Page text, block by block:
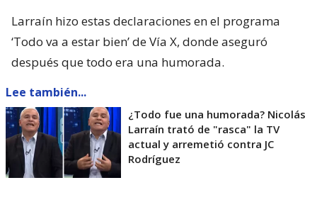
Larraín hizo estas declaraciones en el programa
‘Todo va a estar bien’ de Vía X, donde aseguró
después que todo era una humorada.
Lee también...
¿Todo fue una humorada? Nicolás
Larraín trató de "rasca" la TV
actual y arremetió contra JC
Rodríguez